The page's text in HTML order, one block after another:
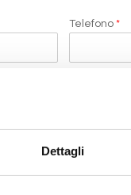
Dettagli
Telefono *